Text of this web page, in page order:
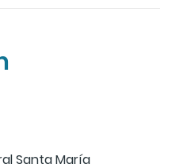
Santa María